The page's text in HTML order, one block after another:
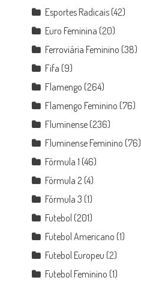
Esportes Radicais (42)
Euro Feminina (20)
Ferroviária Feminino (38)
Fifa (9)
Flamengo (264)
Flamengo Feminino (76)
Fluminense (236)
Fluminense Feminino (76)
Fórmula 1 (46)
Fórmula 2 (4)
Fórmula 3 (1)
Futebol (201)
Futebol Americano (1)
Futebol Europeu (2)
Futebol Feminino (1)